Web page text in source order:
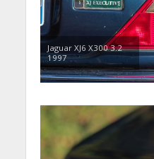
Jaguar XJ6 X300 3.2
1997